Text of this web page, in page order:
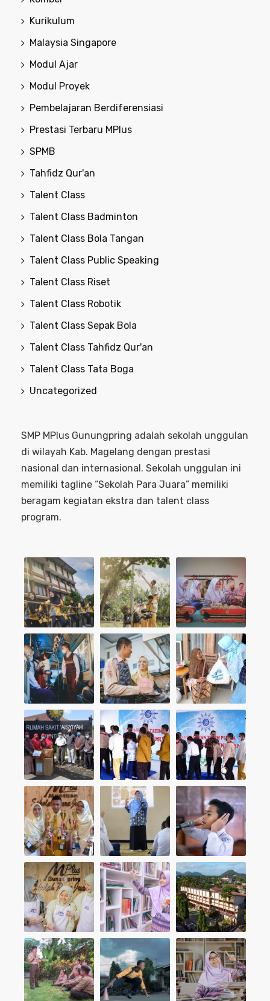
Kurikulum
Malaysia Singapore
Modul Ajar
Modul Proyek
Pembelajaran Berdiferensiasi
Prestasi Terbaru MPlus
SPMB
Tahfidz Qur'an
Talent Class
Talent Class Badminton
Talent Class Bola Tangan
Talent Class Public Speaking
Talent Class Riset
Talent Class Robotik
Talent Class Sepak Bola
Talent Class Tahfidz Qur'an
Talent Class Tata Boga
Uncategorized
SMP MPlus Gunungpring adalah sekolah unggulan
di wilayah Kab. Magelang dengan prestasi
nasional dan internasional. Sekolah unggulan ini
memiliki tagline “Sekolah Para Juara” memiliki
beragam kegiatan ekstra dan talent class
program.